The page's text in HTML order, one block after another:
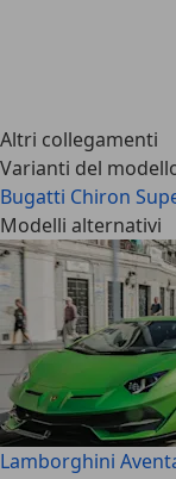
Altri collegamenti
Varianti del
Bugatti Chiron
Modelli alternativi
Lamborghini